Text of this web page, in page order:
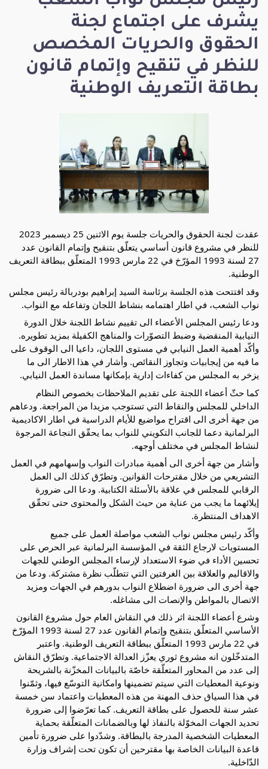
يشرف على اجتماع لجنة
الحقوق والحريات المخصص
للنظر في تنقيح وإتمام قانون
بطاقة التعريف الوطنية
عقدت لجنة الحقوق والحريات جلسة يوم الاثنين 25 ديسمبر 2023
للنظر في مشروع قانون أساسي يتعلّق بتنقيح وإتمام القانون عدد
27 لسنة 1993 المؤرّخ في 22 مارس 1993 المتعلّق ببطاقة التعريف
الوطنية.
وقد افتتحت هذه الجلسة برئاسة السيد إبراهيم بودربالة رئيس مجلس
نواب الشعب، في اطار اهتمامه بنشاط اللجان وتفاعله مع النواب.
ودعا رئيس المجلس الأعضاء الى تقييم نشاط اللجنة خلال الدورة
النيابية المنقضية وضبط التصوّرات والمناهج الكفيلة بمزيد تطويره.
وأكّد أهمية العمل النيابي في مستوى اللجان، داعيا الى الوقوف على
ما فيه من إيجابيات وتجاوز النقائص. وأشار في هذا الاطار الى ما
يزخر به المجلس من كفاءات إدارية بإمكانها مساندة العمل النيابي.
كما حثّ أعضاء اللجنة على تقديم الملاحظات بخصوص النظام
الداخلي للمجلس والنقاط التي تستوجب مزيدا من المراجعة. ودعاهم
من جهة أخرى الى اقتراح مواضيع للأيام الدراسية في اطار الاكاديمية
البرلمانية دعما للجانب التكويني للنواب بما يحقّق النجاعة المرجوة
لنشاط المجلس في مختلف أوجهه.
وأشار من جهة أخرى الى أهمية مبادرات النواب وإسهامهم في العمل
التشريعي من خلال مقترحات القوانين. وتطرّق كذلك الى العمل
الرقابي للمجلس في علاقة بالأسئلة الكتابية. ودعا الى ضرورة
إيلائهما ما يجب من عناية من حيث الشكل والمحتوى حتى تحقّق
الاهداف المنتظرة.
وأكّد رئيس مجلس نواب الشعب مواصلة العمل على جميع
المستويات لارجاع الثقة في المؤسسة البرلمانية عبر الحرص على
تحسين الأداء في ضوء الاستعداد لإرساء المجلس الوطني للجهات
والاقاليم والعلاقة بين الغرفتين التي تتطلّب نظرة مشتركة. ودعا من
جهة أخرى الى ضرورة اضطلاع النواب بدورهم في الجهات ومزيد
الاتصال بالمواطن والإنصات الى مشاغله.
وشرع أعضاء اللجنة اثر ذلك في النقاش العام حول مشروع القانون
الأساسي المتعلّق بتنقيح وإتمام القانون عدد 27 لسنة 1993 المؤرّخ
في 22 مارس 1993 المتعلّق ببطاقة التعريف الوطنية. واعتبر
المتدخّلون انه مشروع ثوري يعزّز العدالة الاجتماعية. وتطرّق النقاش
إلى عدد من المحاور المتعلّقة خاصّة بالبيانات المخزّنة بالشريحة
ونوعية المعطيات التي سيتم تضمينها وامكانية التوسّع فيها، وثمّنوا
في هذا السياق حذف المهنة من هذه المعطيات واعتماد سن خمسة
عشر سنة للحصول على بطاقة التعريف. كما تعرّضوا إلى ضرورة
تحديد الجهات المخوّلة بالنفاذ لها وبالضمانات المتعلّقة بحماية
المعطيات الشخصية المدرجة بالبطاقة. وشدّدوا على ضرورة تأمين
قاعدة البيانات الخاصة بها مقترحين أن تكون تحت إشراف وزارة
الدّاخلية.